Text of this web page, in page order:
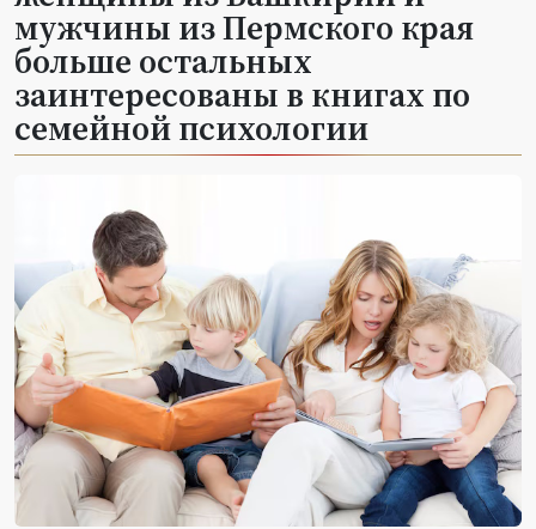
мужчины из Пермского края
больше остальных
заинтересованы в книгах по
семейной психологии